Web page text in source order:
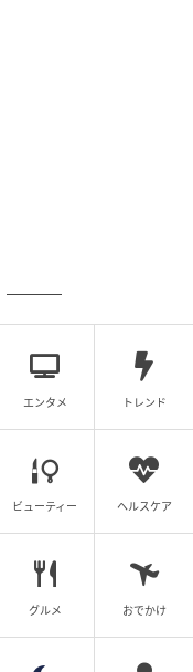
エンタメ トレンド
ビューティー ヘルスケア
グルメ おでかけ